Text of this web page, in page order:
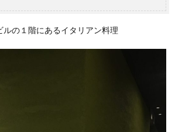
ルの１階にあるイタリアン料理